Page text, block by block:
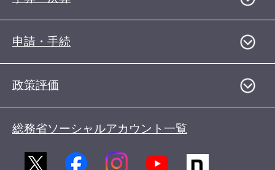
申請・手続
政策評価
総務省ソーシャルアカウント一覧